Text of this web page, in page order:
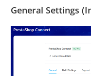
General Settings